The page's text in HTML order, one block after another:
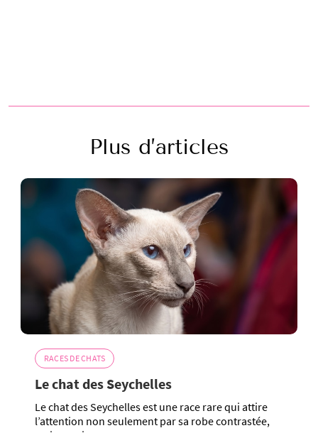
Plus d’articles
RACES DE CHATS
Le chat des Seychelles
Le chat des Seychelles est une race rare qui attire
l’attention non seulement par sa robe contrastée,